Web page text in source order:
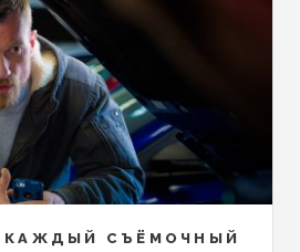
КАЖДЫЙ СЪЁМОЧНЫЙ